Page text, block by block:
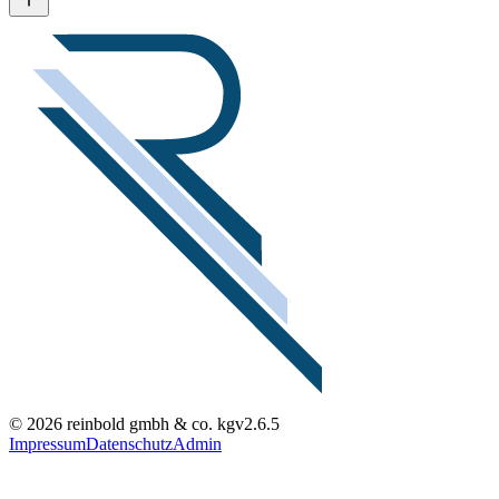
© 2026 reinbold gmbh & co. kgv2.6.5
ImpressumDatenschutzAdmin